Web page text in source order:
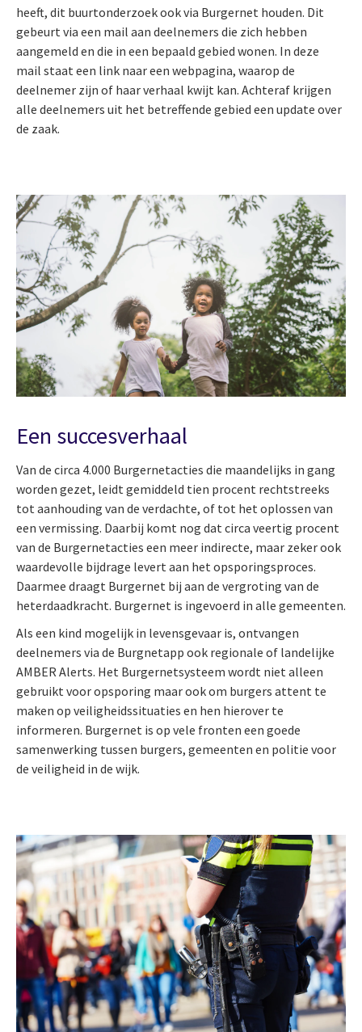
heeft, dit buurtonderzoek ook via Burgernet houden. Dit
gebeurt via een mail aan deelnemers die zich hebben
aangemeld en die in een bepaald gebied wonen. In deze
mail staat een link naar een webpagina, waarop de
deelnemer zijn of haar verhaal kwijt kan. Achteraf krijgen
alle deelnemers uit het betreffende gebied een update over
de zaak.
Een succesverhaal
Van de circa 4.000 Burgernetacties die maandelijks in gang
worden gezet, leidt gemiddeld tien procent rechtstreeks
tot aanhouding van de verdachte, of tot het oplossen van
een vermissing. Daarbij komt nog dat circa veertig procent
van de Burgernetacties een meer indirecte, maar zeker ook
waardevolle bijdrage levert aan het opsporingsproces.
Daarmee draagt Burgernet bij aan de vergroting van de
heterdaadkracht. Burgernet is ingevoerd in alle gemeenten.
Als een kind mogelijk in levensgevaar is, ontvangen
deelnemers via de Burgnetapp ook regionale of landelijke
AMBER Alerts. Het Burgernetsysteem wordt niet alleen
gebruikt voor opsporing maar ook om burgers attent te
maken op veiligheidssituaties en hen hierover te
informeren. Burgernet is op vele fronten een goede
samenwerking tussen burgers, gemeenten en politie voor
de veiligheid in de wijk.